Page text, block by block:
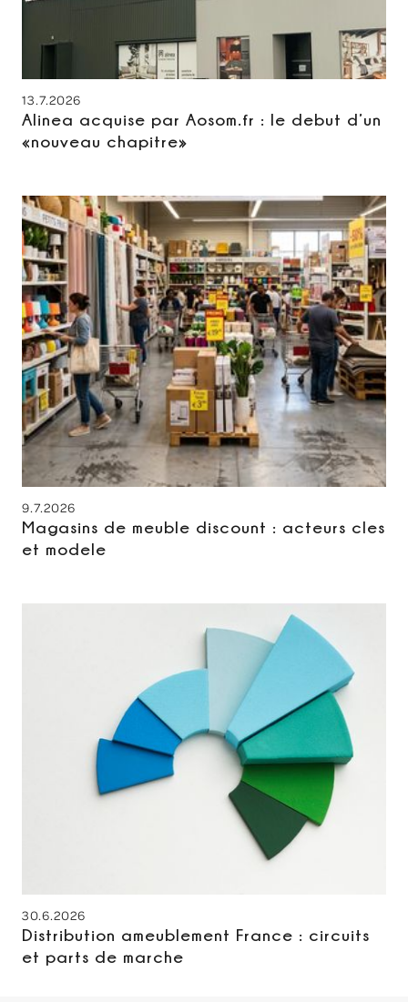
13.7.2026
Alinea acquise par Aosom.fr : le debut d’un
«nouveau chapitre»
9.7.2026
Magasins de meuble discount : acteurs cles
et modele
30.6.2026
Distribution ameublement France : circuits
et parts de marche